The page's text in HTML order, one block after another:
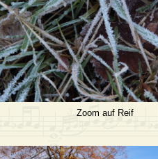
Zoom auf Reif